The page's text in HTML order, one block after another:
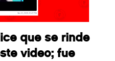
que se rinde
video; fue